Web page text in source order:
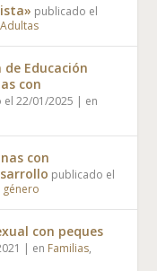
publicado el
Educación
con
22/01/2025 | en
con
publicado el
género
con peques
| en Familias,